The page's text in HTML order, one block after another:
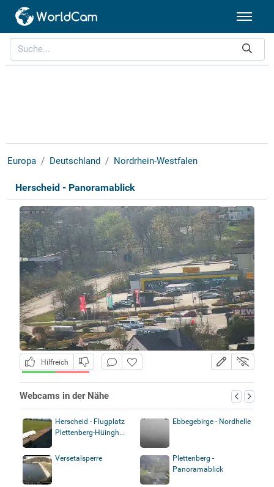
Europa Deutschland Nordrhein-Westfalen
Herscheid - Panoramablick
Hilfreich
Webcams in der Nähe
Herscheid - Flugplatz
Plettenberg-Hüingh...
Ebbegebirge - Nordhelle
Versetalsperre
Plettenberg -
Panoramablick